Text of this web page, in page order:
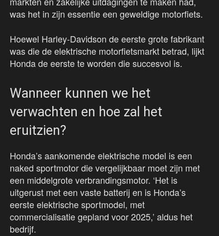
was het in zijn essentie een geweldige motorfiets.
Hoewel Harley-Davidson de eerste grote fabrikant
was die de elektrische motorfietsmarkt betrad, lijkt
Honda de eerste te worden die succesvol is.
Wanneer kunnen we het
verwachten en hoe zal het
eruitzien?
Honda’s aankomende elektrische model is een
naked sportmotor die vergelijkbaar moet zijn met
een middelgrote verbrandingsmotor. ‘Het is
uitgerust met een vaste batterij en is Honda’s
eerste elektrische sportmodel, met
commercialisatie gepland voor 2025,’ aldus het
bedrijf.